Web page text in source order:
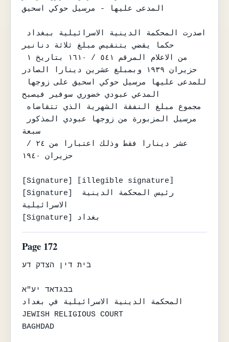
المدعى عليها - مرسيل حوكي اسحيق
حكما يقضي بتنقيص مبلغ ثلاثة دنانير
حزيران ١٩٣٩ وبمبلغ عشرين دينارا الصادر
المدعي عبودي خضوري سوفير فيصبح
سبعة
حزيران ١٩٤٠
[Signature] ⟦illegible signature⟧
[Signature] رئيس المحكمة الدينية
الاسرائيلية
[Signature] بغداد
Page 172
בית דין הצדק דע
בבגדאד יע"א
المحكمة الدينية الاسرائيلية في بغداد
JEWISH RELIGIOUS COURT
BAGHDAD